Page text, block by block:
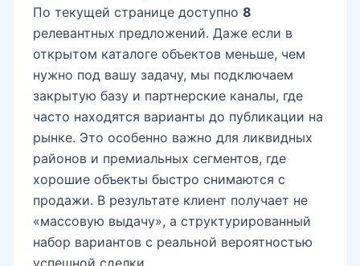
По текущей странице доступно 8
релевантных предложений. Даже если в
открытом каталоге объектов меньше, чем
нужно под вашу задачу, мы подключаем
закрытую базу и партнерские каналы, где
часто находятся варианты до публикации на
рынке. Это особенно важно для ликвидных
районов и премиальных сегментов, где
хорошие объекты быстро снимаются с
продажи. В результате клиент получает не
«массовую выдачу», а структурированный
набор вариантов с реальной вероятностью
успешной сделки.